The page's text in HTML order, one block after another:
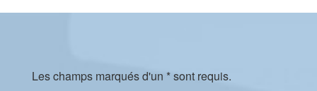
Les champs marqués d'un * sont requis.